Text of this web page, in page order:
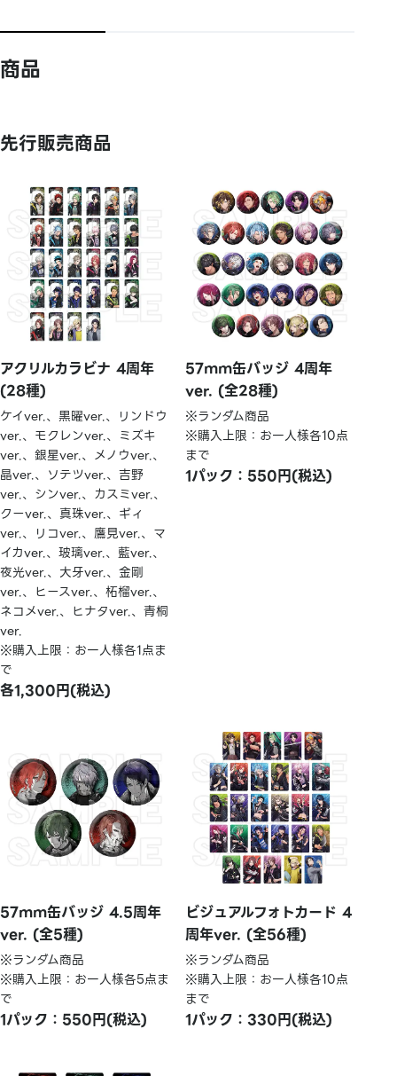
商品
先行販売商品
アクリルカラビナ 4周年
(28種)
ケイver.、黒曜ver.、リンドウ
ver.、モクレンver.、ミズキ
ver.、銀星ver.、メノウver.、
晶ver.、ソテツver.、吉野
ver.、シンver.、カスミver.、
クーver.、真珠ver.、ギィ
ver.、リコver.、鷹見ver.、マ
イカver.、玻璃ver.、藍ver.、
夜光ver.、大牙ver.、金剛
ver.、ヒースver.、柘榴ver.、
ネコメver.、ヒナタver.、青桐
ver.
※購入上限：お一人様各1点ま
で
各1,300円(税込)
57mm缶バッジ 4周年
ver. (全28種)
※ランダム商品
※購入上限：お一人様各10点
まで
1パック：550円(税込)
57mm缶バッジ 4.5周年
ver. (全5種)
※ランダム商品
※購入上限：お一人様各5点ま
で
1パック：550円(税込)
ビジュアルフォトカード 4
周年ver. (全56種)
※ランダム商品
※購入上限：お一人様各10点
まで
1パック：330円(税込)